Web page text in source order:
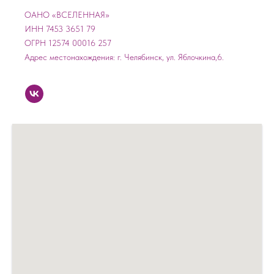
ОАНО «ВСЕЛЕННАЯ»
ИНН 7453 3651 79
ОГРН 12574 00016 257
Адрес местонахождения: г. Челябинск, ул. Яблочкина,6.